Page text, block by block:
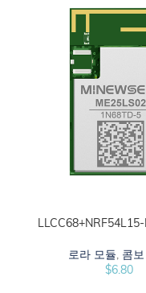
로라 모듈, 콤
$6.80